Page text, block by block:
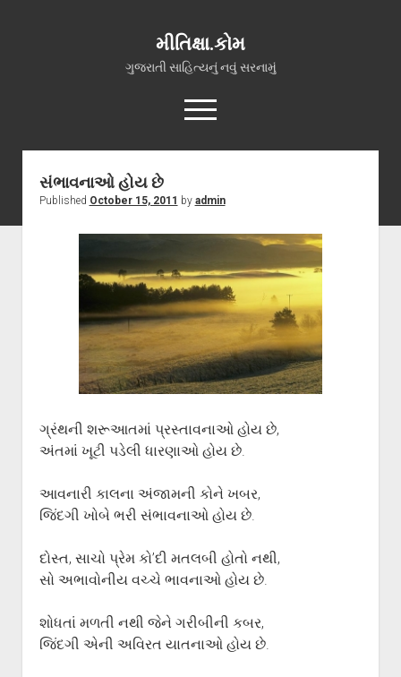
મીતિક્ષા.કોમ
ગુજરાતી સાહિત્યનું નવું સરનામું
open
menu
facebook
youtubehello@mitixa.com
સ્વાગત
મારા વિશે
ગુજરાતી ગઝલો
ગીત, પ્રાર્થના અને ભજન
અન્ય રચનાઓ
વધુ માહિતી
open
dropdown
આપના પ્રતિભાવો
આપની રચનાઓ
Privacy Policy
સંભાવનાઓ હોય છે
Published October 15, 2011 by admin
ગ્રંથની શરૂઆતમાં પ્રસ્તાવનાઓ હોય છે,
અંતમાં ખૂટી પડેલી ધારણાઓ હોય છે.
આવનારી કાલના અંજામની કોને ખબર,
જિંદગી ખોબે ભરી સંભાવનાઓ હોય છે.
દોસ્ત, સાચો પ્રેમ કો’દી મતલબી હોતો નથી,
સો અભાવોનીય વચ્ચે ભાવનાઓ હોય છે.
શોધતાં મળતી નથી જેને ગરીબીની કબર,
જિંદગી એની અવિરત યાતનાઓ હોય છે.